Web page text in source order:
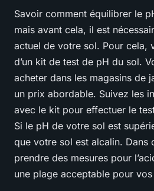
Savoir comment équilibrer le
mais avant cela, il est
actuel de votre sol. Pour cela,
d’un kit de test de pH du sol.
acheter dans les magasins de
un prix abordable. Suivez les
avec le kit pour effectuer le
Si le pH de votre sol est
que votre sol est alcalin. Dans
prendre des mesures pour
une plage acceptable pour